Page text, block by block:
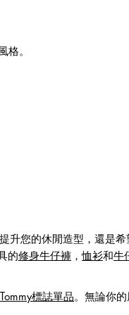
格。
提升您的休閒造型，還是希
的修身牛仔褲 ，恤衫和牛
Tommy標誌單品 。無論你